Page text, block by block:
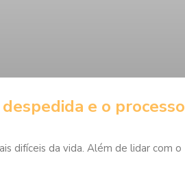
e o processo
difíceis da vida. Além de lidar com o